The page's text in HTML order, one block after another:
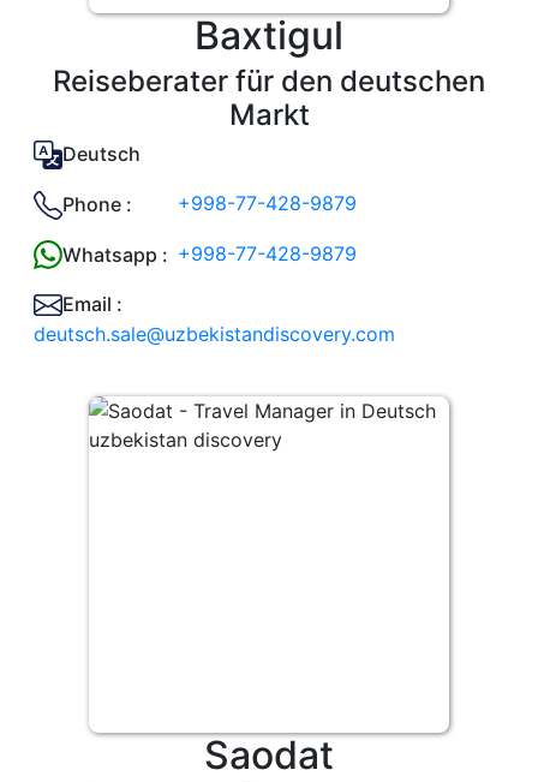
Baxtigul
Reiseberater für den deutschen
Markt
Deutsch
Phone : +998-77-428-9879
Whatsapp : +998-77-428-9879
Email :
deutsch.sale@uzbekistandiscovery.com
Saodat